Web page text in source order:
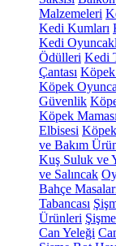
Malzemeleri
Kedi Kumları
Kedi
Ödülleri Kedi
Çantası
Köpek
Güvenlik
Köpek Maması
Elbisesi
ve Bakım
Kuş Suluk ve
ve Salıncak
Bahçe
Tabancası
Ürünleri
Can Yeleği